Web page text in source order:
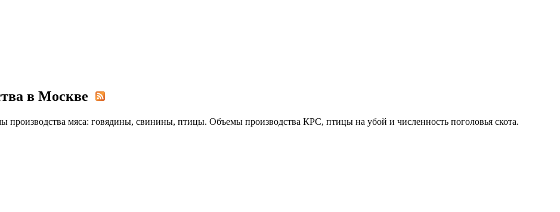
в Москве
производства мяса: говядины, свинины, птицы. Объемы производства КРС, птицы на убой и численность поголовья скота.